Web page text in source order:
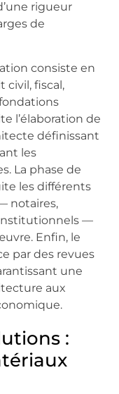
rigueur
de
consiste en
civil, fiscal,
l’élaboration de
définissant
les
La phase de
les différents
notaires,
institutionnels —
Enfin, le
par des revues
une
aux
: